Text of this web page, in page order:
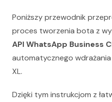
Poniższy przewodnik
proces tworzenia bota z
API WhatsApp Business
automatycznego
XL.
Dzięki tym instrukcjom z